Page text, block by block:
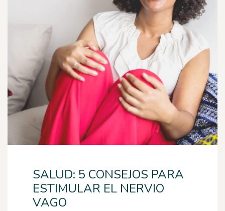
SALUD: 5 CONSEJOS PARA
ESTIMULAR EL NERVIO
VAGO